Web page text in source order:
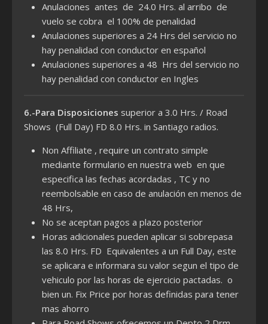
Anulaciones antes de 24.0 Hrs. al arribo de
vuelo se cobra el 100% de penalidad
Anulaciones superiores a 24 Hrs del servicio no
hay penalidad con conductor en español
Anulaciones superiores a 48 Hrs del servicio no
hay penalidad con conductor en Ingles
6.-Para Disposiciones superior a 3.0 Hrs. / Road
Shows (Full Day) FD 8.0 Hrs. in Santiago radios.
Non Affiliate , require un contrato simple
mediante formulario en nuestra web en que
especifica las fechas acordadas , TC y no
reembolsable en caso de anulación en menos de
48 Hrs,
No se aceptan pagos a plazo posterior
Horas adicionales pueden aplicar si sobrepasa
las 8.0 Hrs. FD Equivalentes a un Full Day, este
se aplicara e informara su valor segun el tipo de
vehiculo por las horas de ejercicio pactadas. o
bien un. Fix Price por horas definidas para tener
mas ahorro